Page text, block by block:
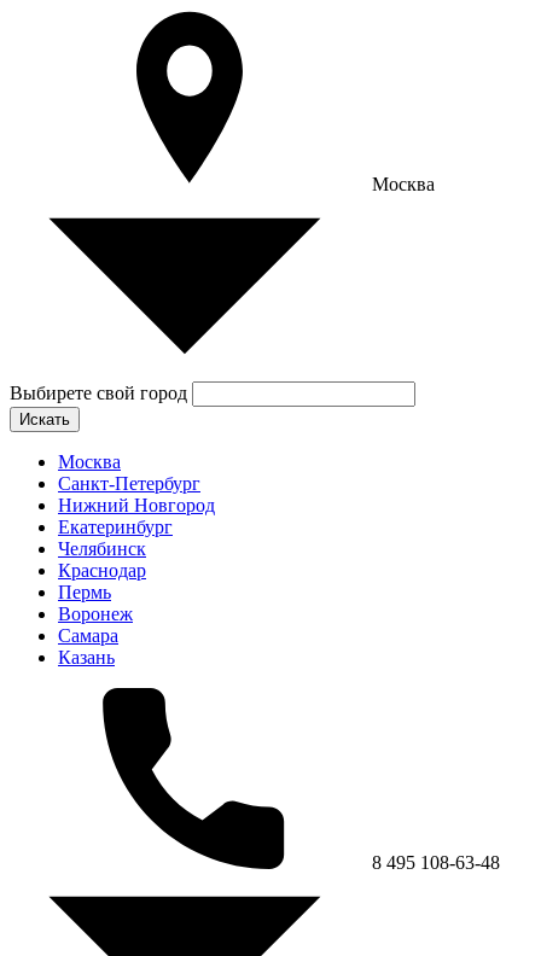
Москва
Выбирете свой город
Искать
Москва
Санкт-Петербург
Нижний Новгород
Екатеринбург
Челябинск
Краснодар
Пермь
Воронеж
Самара
Казань
8 495 108-63-48